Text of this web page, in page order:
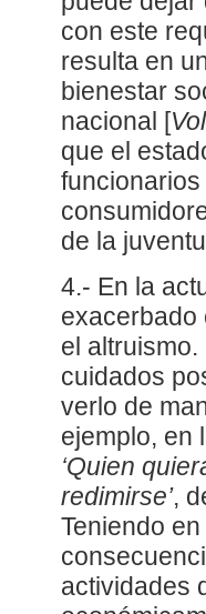
con este
resulta en
bienestar
nacional [
que el
de la
4.- En la
exacerbado
el
cuidados
verlo de
ejemplo, en
‘Quien
redimirse’,
Teniendo
actividades